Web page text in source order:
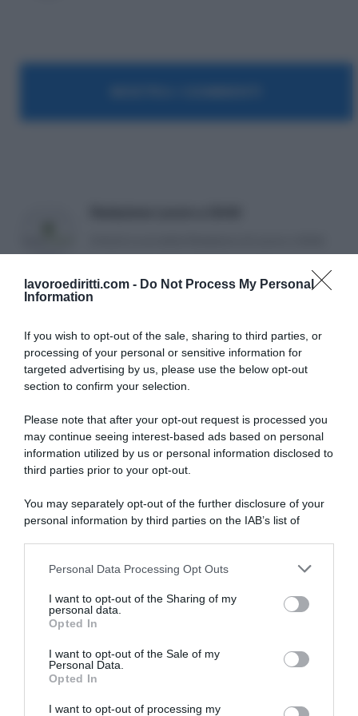
lavoroediritti.com - Do Not Process My Personal
Information
If you wish to opt-out of the sale, sharing to third parties, or
processing of your personal or sensitive information for
targeted advertising by us, please use the below opt-out
section to confirm your selection.
Please note that after your opt-out request is processed you
may continue seeing interest-based ads based on personal
information utilized by us or personal information disclosed to
third parties prior to your opt-out.
You may separately opt-out of the further disclosure of your
personal information by third parties on the IAB’s list of
This information may also be disclosed by us to third parties
disclose it to other third parties.
Please note that this website/app uses one or more Google
services and may gather and store information including but
not limited to your visit or usage behaviour. You may click to
grant or deny consent to Google and its third-party tags to
Personal Data Processing Opt Outs
I want to opt-out of the Sharing of my
personal data.
Opted In
I want to opt-out of the Sale of my
Personal Data.
Opted In
I want to opt-out of processing my
SULLO STESSO ARGOMENTO
NASpI con le dimissioni, via libera anche per chi lascia il
lavoro a causa della violenza
Incentivi alle imprese, arriva la riforma: ecco cosa
Vittime del lavoro, nel 2026 più sostegno alle famiglie:
contributi e borse di studio Inail
Lavoro e Dirittirisponde gratuitamente ai tuoi
dubbi su: lavoro, pensioni, fisco, welfare.